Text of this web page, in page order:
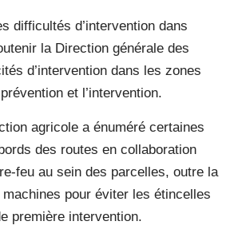
difficultés d’intervention dans
la Direction générale des
d’intervention dans les zones
et l’intervention.
agricole a énuméré certaines
des routes en collaboration
feu au sein des parcelles, outre la
pour éviter les étincelles
première intervention.